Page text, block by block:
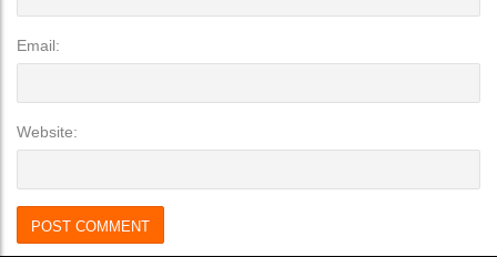
Email:
Website: